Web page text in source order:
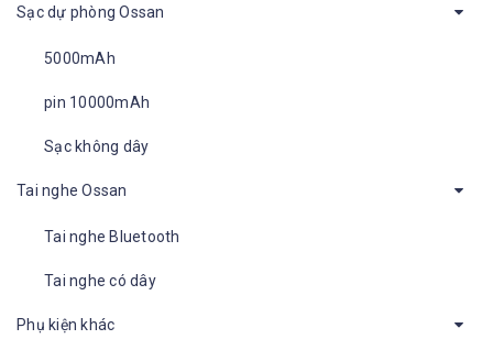
Sạc dự phòng Ossan
5000mAh
pin 10000mAh
Sạc không dây
Tai nghe Ossan
Tai nghe Bluetooth
Tai nghe có dây
Phụ kiện khác